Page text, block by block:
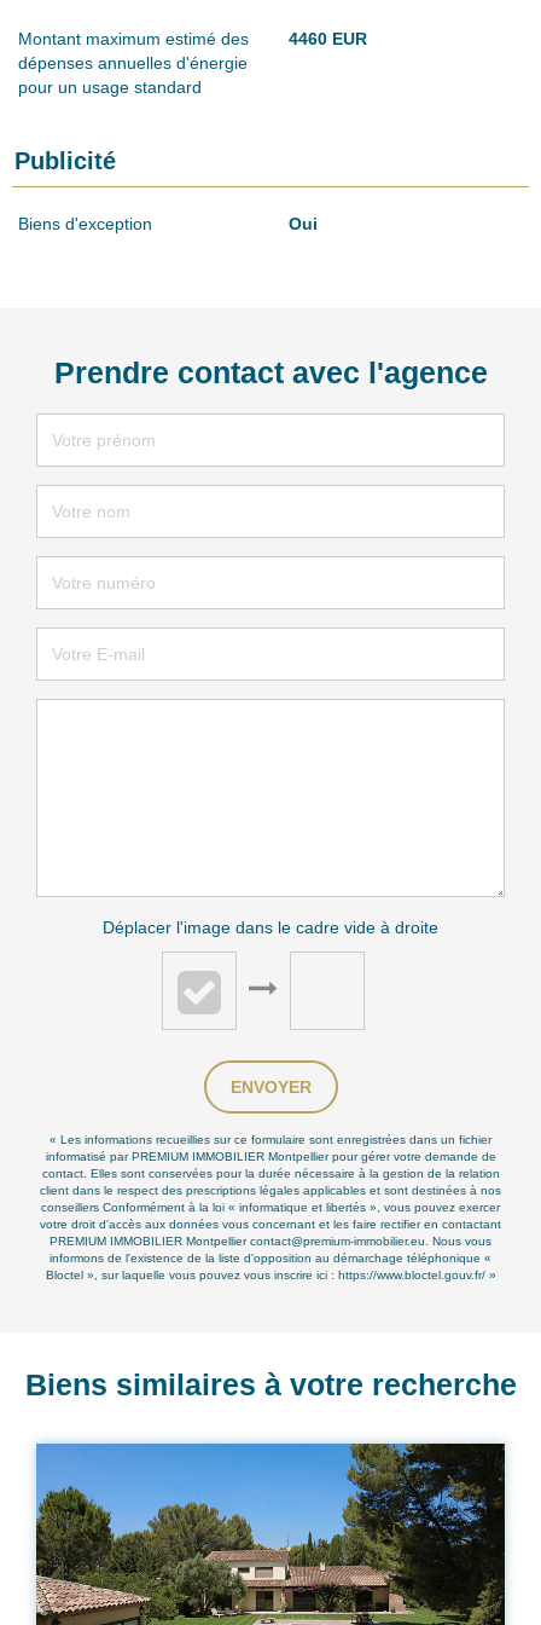
Montant maximum estimé des
dépenses annuelles d'énergie
pour un usage standard
4460 EUR
Publicité
Biens d'exception Oui
Prendre contact avec l'agence
Déplacer l'image dans le cadre vide à droite
ENVOYER
« Les informations recueillies sur ce formulaire sont enregistrées dans un fichier
informatisé par PREMIUM IMMOBILIER Montpellier pour gérer votre demande de
contact. Elles sont conservées pour la durée nécessaire à la gestion de la relation
client dans le respect des prescriptions légales applicables et sont destinées à nos
conseillers Conformément à la loi « informatique et libertés », vous pouvez exercer
votre droit d'accès aux données vous concernant et les faire rectifier en contactant
PREMIUM IMMOBILIER Montpellier contact@premium-immobilier.eu. Nous vous
informons de l'existence de la liste d'opposition au démarchage téléphonique «
Bloctel », sur laquelle vous pouvez vous inscrire ici : https://www.bloctel.gouv.fr/»
Biens similaires à votre recherche